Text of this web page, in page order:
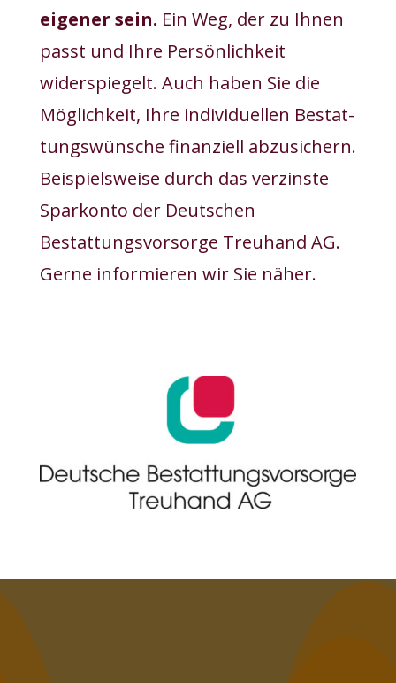
eigener sein. Ein Weg, der zu Ihnen
passt und Ihre Persönlichkeit
widerspiegelt. Auch haben Sie die
Möglichkeit, Ihre individuellen Bestat­
tungs­wünsche finanziell abzusichern.
Beispielsweise durch das verzinste
Sparkonto der Deutschen
Bestattungs­vorsorge Treuhand AG.
Gerne informieren wir Sie näher.